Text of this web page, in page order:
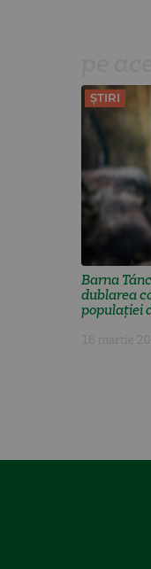
ȘTIRI
Barna
dublarea
populației
18 martie